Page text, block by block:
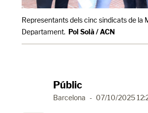
Representants dels cinc sindicats de la
Departament. Pol Solà / ACN
Públic
Barcelona - 07/10/2025